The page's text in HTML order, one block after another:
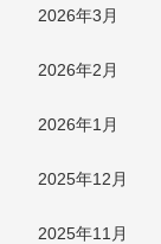
2026年3月
2026年2月
2026年1月
2025年12月
2025年11月